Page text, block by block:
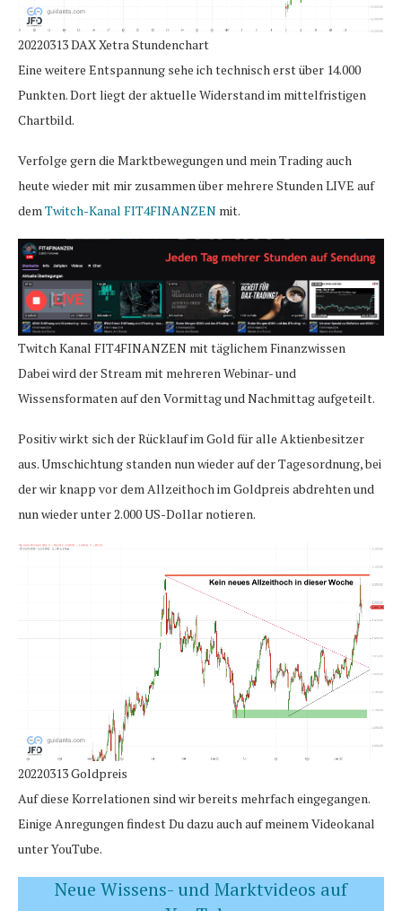
20220313 DAX Xetra Stundenchart
Eine weitere Entspannung sehe ich technisch erst über 14.000
Punkten. Dort liegt der aktuelle Widerstand im mittelfristigen
Chartbild.
Verfolge gern die Marktbewegungen und mein Trading auch
heute wieder mit mir zusammen über mehrere Stunden LIVE auf
demTwitch-Kanal FIT4FINANZEN mit.
Twitch Kanal FIT4FINANZEN mit täglichem Finanzwissen
Dabei wird der Stream mit mehreren Webinar- und
Wissensformaten auf den Vormittag und Nachmittag aufgeteilt.
Positiv wirkt sich der Rücklauf im Gold für alle Aktienbesitzer
aus. Umschichtung standen nun wieder auf der Tagesordnung, bei
der wir knapp vor dem Allzeithoch im Goldpreis abdrehten und
nun wieder unter 2.000 US-Dollar notieren.
20220313 Goldpreis
Auf diese Korrelationen sind wir bereits mehrfach eingegangen.
Einige Anregungen findest Du dazu auch auf meinem Videokanal
unter YouTube.
Neue Wissens- und Marktvideos auf